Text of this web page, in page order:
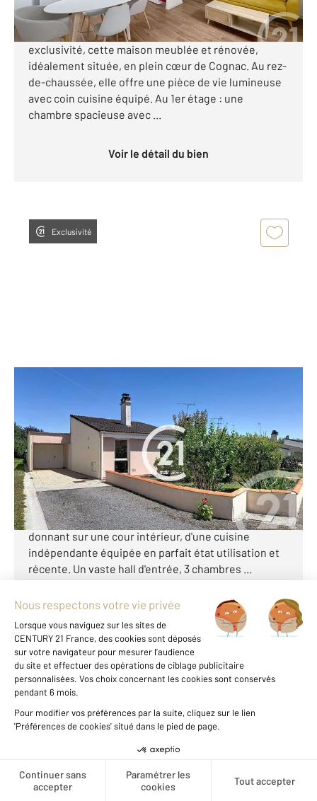
Créer une alerte
Votre agence Century 21 vous propose en
exclusivité, cette maison meublée et rénovée,
idéalement située, en plein cœur de Cognac. Au rez-
de-chaussée, elle offre une pièce de vie lumineuse
avec coin cuisine équipé. Au 1er étage : une
chambre spacieuse avec ...
Voir le détail du bien
Exclusivité
Ref : 3057
Maison à vendre
175 900 €
Pavillon de plain-pied en parfait état, prêt à habiter.
Cette maison se compose d'un séjour lumineux
donnant sur une cour intérieur, d'une cuisine
indépendante équipée en parfait état utilisation et
récente. Un vaste hall d'entrée, 3 chambres ...
Voir le détail du bien
Voir les prix au m2 de cette
zone